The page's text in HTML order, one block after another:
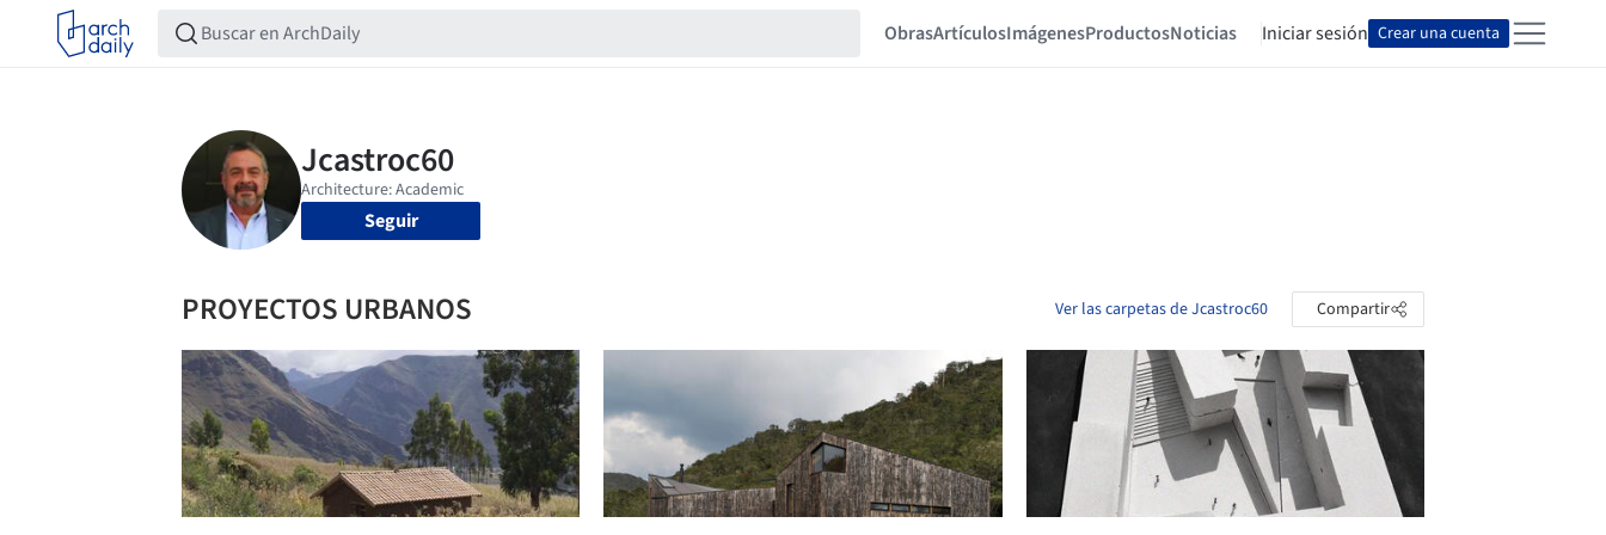
ObrasArtículosImágenesProductosNoticias Iniciar sesión Crear una cuenta
Seguir
PROYECTOS URBANOS Ver las carpetas de Jcastroc60 Compartir